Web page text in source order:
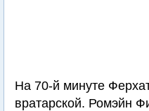
На 70-й минуте
вратарской. Ромэйн